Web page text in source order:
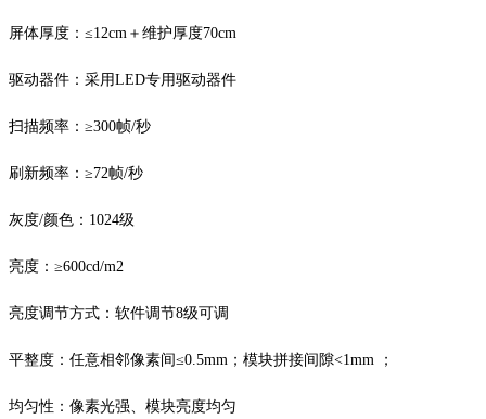
屏体厚度： ≤12cm＋维护厚度70cm
驱动器件：采用LED专用驱动器件
扫描频率： ≥300帧/秒
刷新频率： ≥72帧/秒
灰度/颜色：1024级
亮度： ≥600cd/m2
亮度调节方式：软件调节8级可调
平整度：任意相邻像素间≤0.5mm；模块拼接间隙<1mm ；
均匀性：像素光强、模块亮度均匀